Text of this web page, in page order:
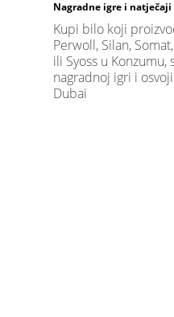
Nagradne igre i natječaji
Kupi bilo koji
Perwoll, Silan,
ili Syoss u Konzumu,
nagradnoj igri i
Dubai